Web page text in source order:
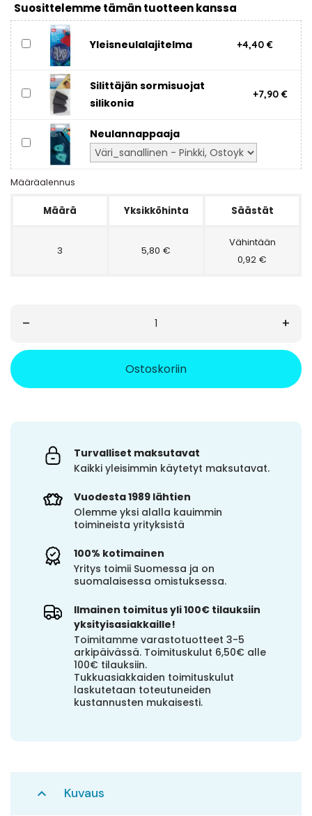
Suosittelemme tämän tuotteen kanssa
Yleisneulalajitelma +4,40 €
Silittäjän sormisuojat
silikonia
+7,90 €
Neulannappaaja
Määräalennus
Määrä Yksikköhinta Säästät
3 5,80 €
Vähintään
0,92 €
– +
Ostoskoriin
Turvalliset maksutavat
Kaikki yleisimmin käytetyt maksutavat.
Vuodesta 1989 lähtien
Olemme yksi alalla kauimmin
toimineista yrityksistä
100% kotimainen
Yritys toimii Suomessa ja on
suomalaisessa omistuksessa.
Ilmainen toimitus yli 100€ tilauksiin
yksityisasiakkaille!
Toimitamme varastotuotteet 3-5
arkipäivässä. Toimituskulut 6,50€ alle
100€ tilauksiin.
Tukkuasiakkaiden toimituskulut
laskutetaan toteutuneiden
kustannusten mukaisesti.
expand_less Kuvaus